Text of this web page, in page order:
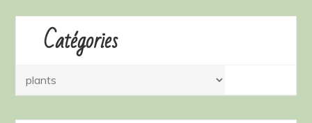
Catégories
Catégories